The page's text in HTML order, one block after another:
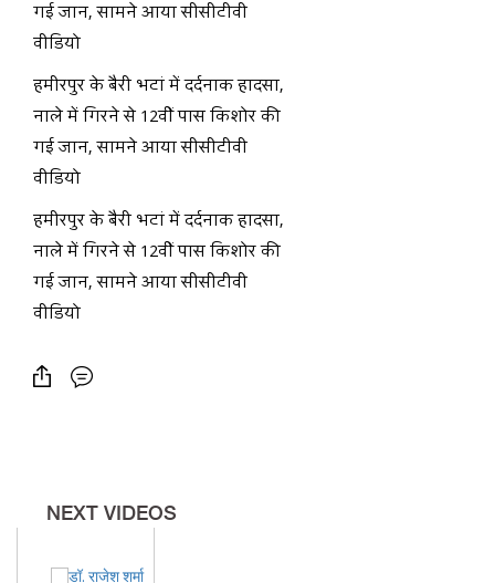
गई जान, सामने आया सीसीटीवी
वीडियो
हमीरपुर के बैरी भटां में दर्दनाक हादसा,
नाले में गिरने से 12वीं पास किशोर की
गई जान, सामने आया सीसीटीवी
वीडियो
हमीरपुर के बैरी भटां में दर्दनाक हादसा,
नाले में गिरने से 12वीं पास किशोर की
गई जान, सामने आया सीसीटीवी
वीडियो
NEXT VIDEOS